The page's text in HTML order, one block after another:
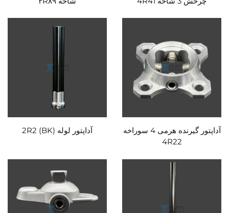
آداپتور گیرنده هرمی 4 سوراخه
4R22
آداپتور لوله 2R2 (BK)